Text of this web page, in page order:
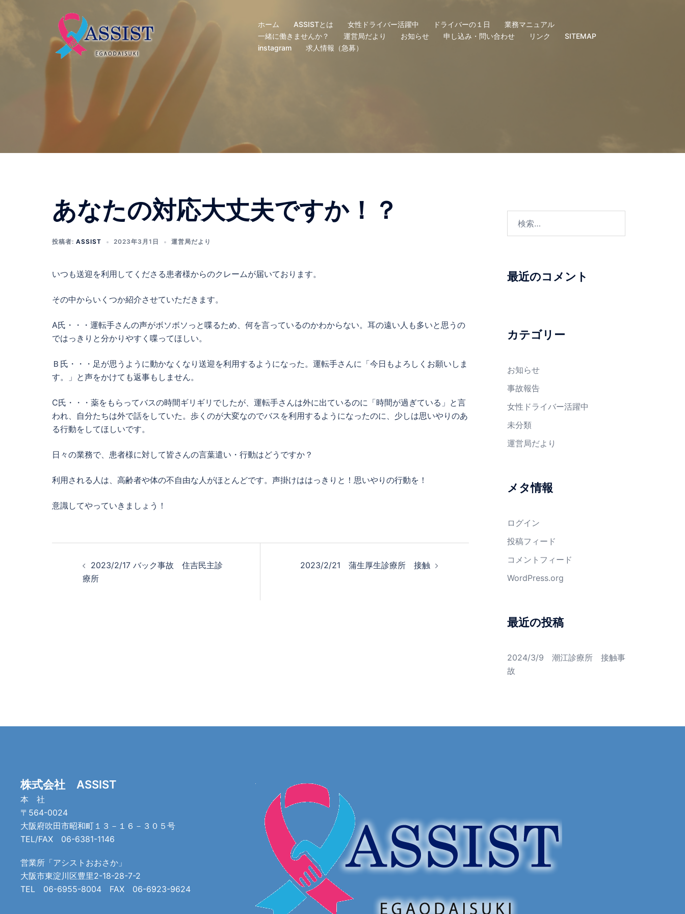
ホーム ASSISTとは 女性ドライバー活躍中 ドライバーの１日
業務マニュアル
一緒に働きませんか？
運営局だより お知らせ 申し込み・問い合わせ リンク
SITEMAP
instagram
求人情報（急募）
あなたの対応大丈夫ですか！？
投稿者: ASSIST 2023年3月1日 運営局だより
いつも送迎を利用してくださる患者様からのクレームが届いております。
その中からいくつか紹介させていただきます。
A氏・・・運転手さんの声がボソボソっと喋るため、何を言っているのかわからない。耳の遠い人も多いと思うの
ではっきりと分かりやすく喋ってほしい。
Ｂ氏・・・足が思うように動かなくなり送迎を利用するようになった。運転手さんに「今日もよろしくお願いしま
す。」と声をかけても返事もしません。
C氏・・・薬をもらってバスの時間ギリギリでしたが、運転手さんは外に出ているのに「時間が過ぎている」と言
われ、自分たちは外で話をしていた。歩くのが大変なのでバスを利用するようになったのに、少しは思いやりのあ
る行動をしてほしいです。
日々の業務で、患者様に対して皆さんの言葉遣い・行動はどうですか？
利用される人は、高齢者や体の不自由な人がほとんどです。声掛けははっきりと！思いやりの行動を！
意識してやっていきましょう！
ョ
2023/2/17 バック事故 住吉民主診
療所
2023/2/21 蒲生厚生診療所 接触
最近のコメント
カテゴリー
お知らせ
事故報告
女性ドライバー活躍中
未分類
運営局だより
メタ情報
ログイン
投稿フィード
コメントフィード
WordPress.org
最近の投稿
2024/3/9 潮江診療所 接触事
故
株式会社 ASSIST
本 社
〒564-0024
大阪府吹田市昭和町１３－１６－３０５号
TEL/FAX 06-6381-1146
営業所「アシストおおさか」
大阪市東淀川区豊里2-18-28-7-2
TEL 06-6955-8004 FAX 06-6923-9624